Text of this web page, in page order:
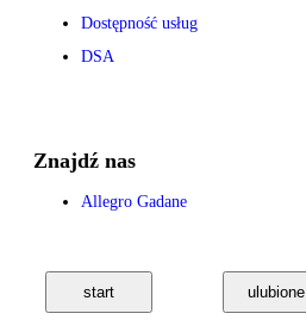
start ulubione
Dostępność usług
DSA
Znajdź nas
Allegro Gadane